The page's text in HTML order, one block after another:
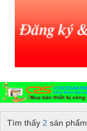
Tìm thấy 2 sản phẩm